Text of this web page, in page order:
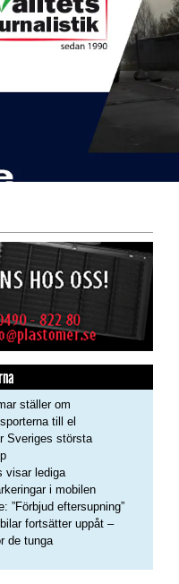
ställer om
till el
Sveriges största
visar lediga
i mobilen
”Förbjud eftersupning”
fortsätter uppåt –
de tunga